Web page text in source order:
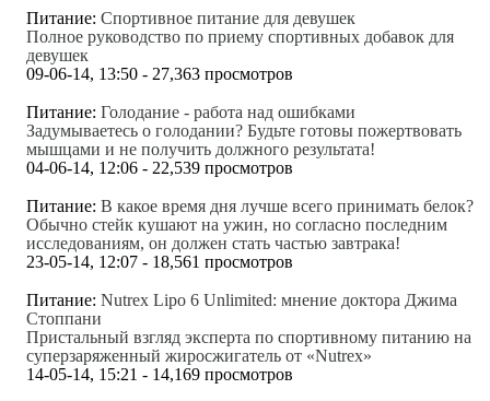
Питание: Спортивное питание для девушек
Полное руководство по приему спортивных добавок для
девушек
09-06-14, 13:50 - 27,363 просмотров
Питание: Голодание - работа над ошибками
Задумываетесь о голодании? Будьте готовы пожертвовать
мышцами и не получить должного результата!
04-06-14, 12:06 - 22,539 просмотров
Питание: В какое время дня лучше всего принимать белок?
Обычно стейк кушают на ужин, но согласно последним
исследованиям, он должен стать частью завтрака!
23-05-14, 12:07 - 18,561 просмотров
Питание: Nutrex Lipo 6 Unlimited: мнение доктора Джима
Стоппани
Пристальный взгляд эксперта по спортивному питанию на
суперзаряженный жиросжигатель от «Nutrex»
14-05-14, 15:21 - 14,169 просмотров